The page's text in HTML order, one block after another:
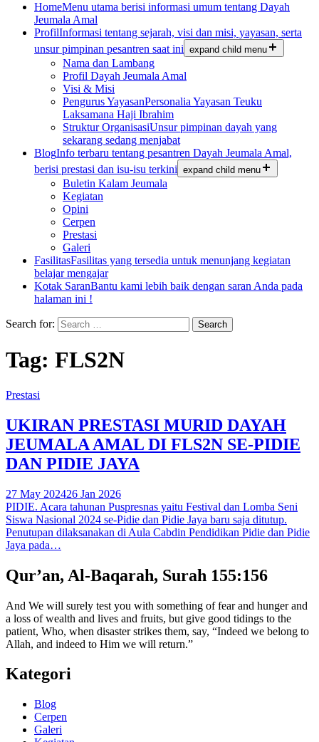
HomeMenu utama berisi informasi umum tentang Dayah
Jeumala Amal
ProfilInformasi tentang sejarah, visi dan misi, yayasan, serta
unsur pimpinan pesantren saat ini expand child menu
Nama dan Lambang
Profil Dayah Jeumala Amal
Visi & Misi
Pengurus YayasanPersonalia Yayasan Teuku
Laksamana Haji Ibrahim
Struktur OrganisasiUnsur pimpinan dayah yang
sekarang sedang menjabat
BlogInfo terbaru tentang pesantren Dayah Jeumala Amal,
berisi prestasi dan isu-isu terkini expand child menu
Buletin Kalam Jeumala
Kegiatan
Opini
Cerpen
Prestasi
Galeri
FasilitasFasilitas yang tersedia untuk menunjang kegiatan
belajar mengajar
Kotak SaranBantu kami lebih baik dengan saran Anda pada
halaman ini !
Search for:
Tag: FLS2N
Prestasi
UKIRAN PRESTASI MURID DAYAH
JEUMALA AMAL DI FLS2N SE-PIDIE
DAN PIDIE JAYA
27 May 202426 Jan 2026
PIDIE. Acara tahunan Puspresnas yaitu Festival dan Lomba Seni
Siswa Nasional 2024 se-Pidie dan Pidie Jaya baru saja ditutup.
Penutupan dilaksanakan di Aula Cabdin Pendidikan Pidie dan Pidie
Jaya pada…
Qur’an, Al-Baqarah, Surah 155:156
And We will surely test you with something of fear and hunger and
a loss of wealth and lives and fruits, but give good tidings to the
patient, Who, when disaster strikes them, say, “Indeed we belong to
Allah, and indeed to Him we will return.”
Kategori
Blog
Cerpen
Galeri